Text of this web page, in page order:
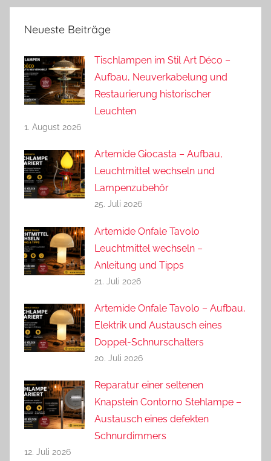
Neueste Beiträge
Tischlampen im Stil Art Déco –
Aufbau, Neuverkabelung und
Restaurierung historischer
Leuchten
1. August 2026
Artemide Giocasta – Aufbau,
Leuchtmittel wechseln und
Lampenzubehör
25. Juli 2026
Artemide Onfale Tavolo
Leuchtmittel wechseln –
Anleitung und Tipps
21. Juli 2026
Artemide Onfale Tavolo – Aufbau,
Elektrik und Austausch eines
Doppel-Schnurschalters
20. Juli 2026
Reparatur einer seltenen
Knapstein Contorno Stehlampe –
Austausch eines defekten
Schnurdimmers
12. Juli 2026